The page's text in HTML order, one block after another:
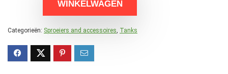
WINKELWAGEN
Categorieën: Sproeiers and accessoires, Tanks